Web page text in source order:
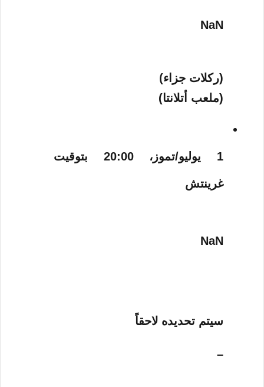
NaN
(ركلات جزاء)
(ملعب أتلانتا)
1 يوليو/تموز، 20:00 بتوقيت
غرينتش
NaN
سيتم تحديده لاحقاً
–